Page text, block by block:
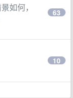
如何，
63
10